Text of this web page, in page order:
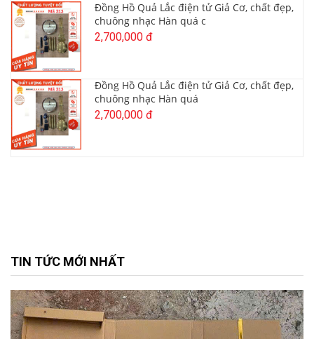
Đồng Hồ Quả Lắc điện tử Giả Cơ, chất đẹp,
chuông nhạc Hàn quá c
2,700,000 đ
Đồng Hồ Quả Lắc điện tử Giả Cơ, chất đẹp,
chuông nhạc Hàn quá
2,700,000 đ
TIN TỨC MỚI NHẤT